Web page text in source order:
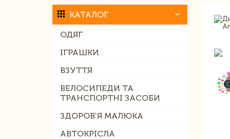
КАТАЛОГ
ОДЯГ
ІГРАШКИ
ВЗУТТЯ
ВЕЛОСИПЕДИ ТА
ТРАНСПОРТНІ ЗАСОБИ
ЗДОРОВ'Я МАЛЮКА
АВТОКРІСЛА